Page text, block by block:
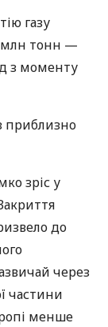
газу
млн тонн —
з моменту
приблизно
зріс у
до
через
частини
менше